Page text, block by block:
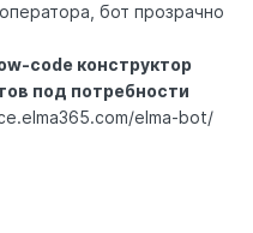
бот прозрачно
code конструктор
под потребности
elma-bot/